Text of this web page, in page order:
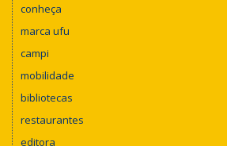
conheça
marca ufu
campi
mobilidade
bibliotecas
restaurantes
editora